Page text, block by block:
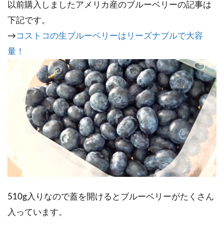
以前購入しましたアメリカ産のブルーベリーの記事は
下記です。
→コストコの生ブルーベリーはリーズナブルで大容
量！
510g入りなので蓋を開けるとブルーベリーがたくさん
入っています。